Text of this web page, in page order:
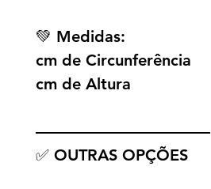
💚 Medidas:
cm de Circunferência
cm de Altura
———————————
✅ OUTRAS OPÇÕES